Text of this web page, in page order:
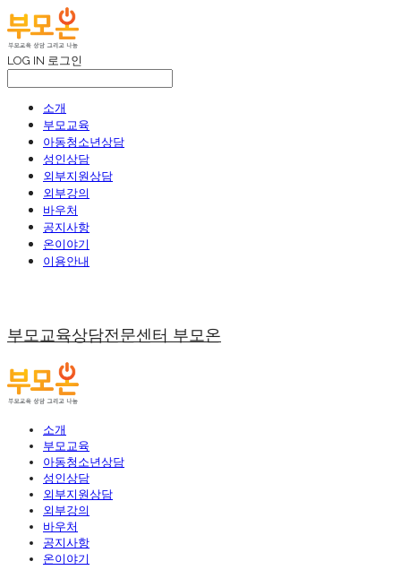
LOG IN 로그인
소개
부모교육
아동청소년상담
성인상담
외부지원상담
외부강의
바우처
공지사항
온이야기
이용안내
부모교육상담전문센터 부모온
소개
부모교육
아동청소년상담
성인상담
외부지원상담
외부강의
바우처
공지사항
온이야기